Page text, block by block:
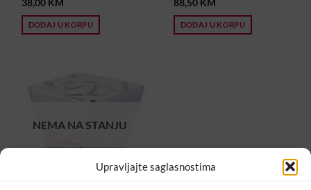
Upravljajte saglasnostima
38,00 KM
DODAJ U KORPU
88,50 KM
DODAJ U KORPU
NEMA NA STANJU